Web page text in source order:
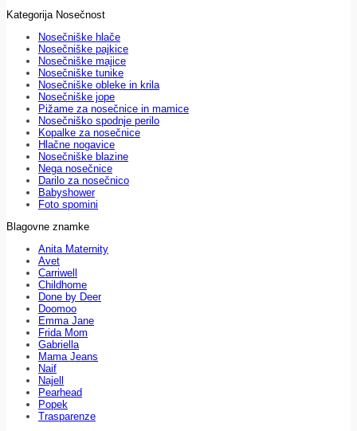
Kategorija Nosečnost
Nosečniške hlače
Nosečniške pajkice
Nosečniške majice
Nosečniške tunike
Nosečniške obleke in krila
Nosečniške jope
Pižame za nosečnice in mamice
Nosečniško spodnje perilo
Kopalke za nosečnice
Hlačne nogavice
Nosečniške blazine
Nega nosečnice
Darilo za nosečnico
Babyshower
Foto spomini
Blagovne znamke
Anita Maternity
Avet
Carriwell
Childhome
Done by Deer
Doomoo
Emma Jane
Frida Mom
Gabriella
Mama Jeans
Naif
Najell
Pearhead
Popek
Trasparenze